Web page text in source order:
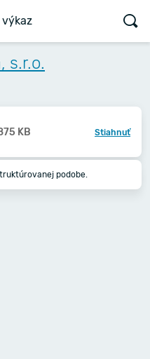
s.r.o.
KB Stiahnuť
podobe.